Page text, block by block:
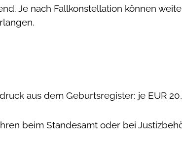
Je nach Fallkonstellation können
aus dem Geburtsregister: je EUR
beim Standesamt oder bei